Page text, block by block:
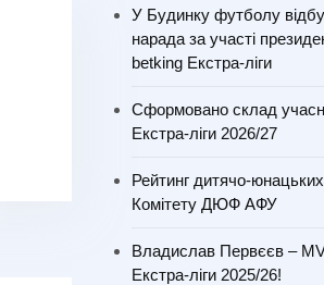
У Будинку футболу
нарада за участі
betking Екстра-ліги
Сформовано склад
Екстра-ліги 2026/27
Рейтинг дитячо-
Комітету ДЮФ АФУ
Владислав Первєєв –
Екстра-ліги 2025/26!